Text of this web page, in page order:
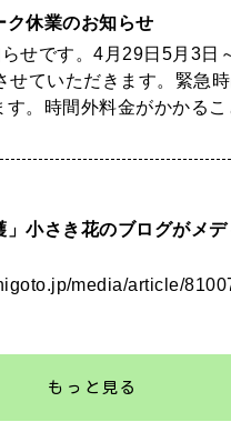
ク休業のお知らせ
せです。4月29日5月3日
せていただきます。緊急
す。時間外料金がかかる
」小さき花のブログがメ
media/article/
もっと見る